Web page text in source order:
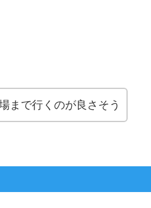
まで行くのが良さそう